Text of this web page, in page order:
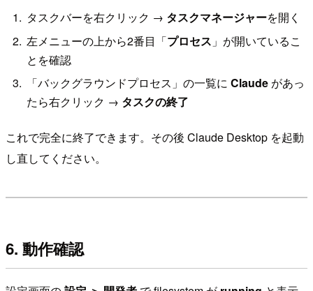
タスクバーを右クリック → タスクマネージャーを開く
左メニューの上から2番目「プロセス 」が開いているこ
とを確認
「バックグラウンドプロセス」の一覧にClaude があっ
たら右クリック → タスクの終了
これで完全に終了できます。その後 Claude Desktop を起動
し直してください。
6. 動作確認